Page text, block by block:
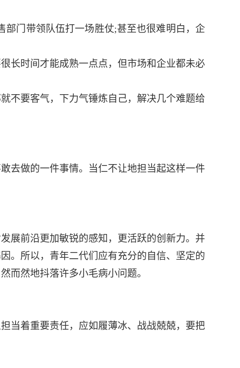
门带领队伍打一场胜仗;甚至也很难明白，企
时间才能成熟一点点，但市场和企业都未必
不要客气，下力气锤炼自己，解决几个难题给
做的一件事情。当仁不让地担当起这样一件
前沿更加敏锐的感知，更活跃的创新力。并
。所以，青年二代们应有充分的自信、坚定的
而然地抖落许多小毛病小问题。
着重要责任，应如履薄冰、战战兢兢，要把